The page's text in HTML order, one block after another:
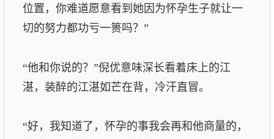
位置，你难道愿意看到她因为怀孕生子就让一
切的努力都功亏一篑吗？”
“他和你说的？”倪优意味深长看着床上的江
湛，装醉的江湛如芒在背，冷汗直冒。
“好，我知道了，怀孕的事我会再和他商量的，